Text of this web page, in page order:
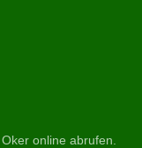
online abrufen.